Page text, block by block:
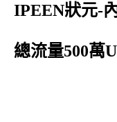
IPEEN狀元-
總流量500萬